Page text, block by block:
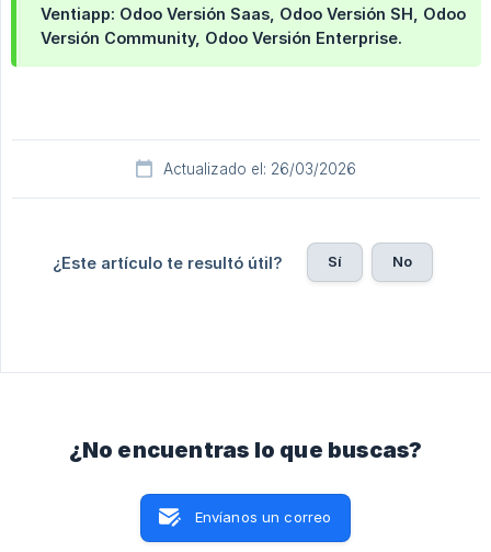
Ventiapp: Odoo Versión Saas, Odoo Versión SH, Odoo
Versión Community, Odoo Versión Enterprise.
Actualizado el: 26/03/2026
¿Este artículo te resultó útil? Sí No
¿No encuentras lo que buscas?
Envíanos un correo